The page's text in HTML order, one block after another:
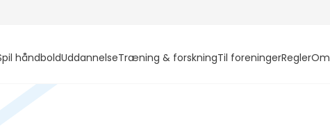
håndboldUddannelseTræning & forskningTil foreningerReglerOm